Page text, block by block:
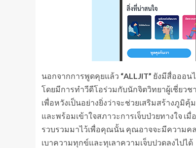
นอกจากการพูดคุยแล้ว “ALLJIT” ยังมีสื่อออน
โดยมีการทำวีดีโอร่วมกับนักจิตวิทยาผู้เชี่ยวช
เพื่อหวังเป็นอย่างยิ่งว่าจะช่วยเสริมสร้างภู
และพร้อมเข้าใจสภาวะการเจ็บป่วยทางใจ เ
รวบรวมมาไว้เพื่อคุณนั้น คุณอาจจะมีความคล
เบาความทุกข์และทุเลาความเจ็บปวดลงไปได้